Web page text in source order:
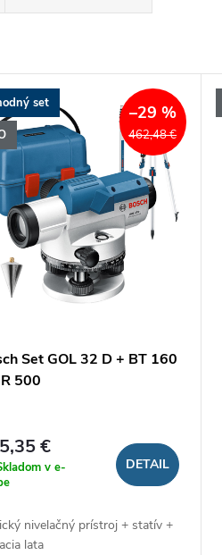
set
462,48 €
–29 %
Set GOL 32 D + BT 160
500
€
v e-
DETAIL
nivelačný prístroj + statív +
lata